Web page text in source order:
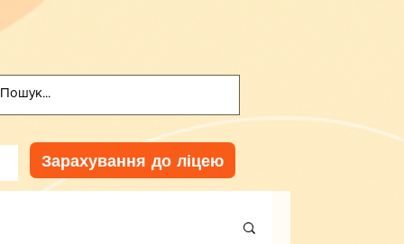
Зарахування до ліцею